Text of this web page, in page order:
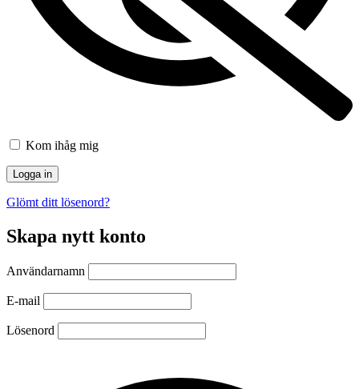
Kom ihåg mig
Glömt ditt lösenord?
Skapa nytt konto
Användarnamn
E-mail
Lösenord